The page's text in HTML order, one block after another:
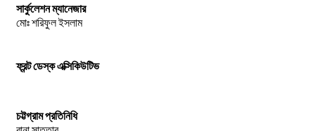
সার্কুলেশন ম্যানেজার
মোঃ শরিফুল ইসলাম
ফ্রন্ট ডেস্ক এক্সিকিউটিভ
চট্টগ্রাম প্রতিনিধি